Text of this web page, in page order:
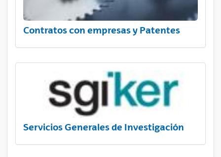
Contratos con empresas y Patentes
Servicios Generales de Investigación